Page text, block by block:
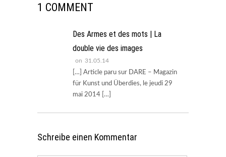
1 COMMENT
Des Armes et des mots | La
double vie des images
on 31.05.14
[…] Article paru sur DARE – Magazin
für Kunst und Überdies, le jeudi 29
mai 2014 […]
Schreibe einen Kommentar